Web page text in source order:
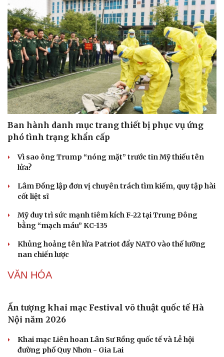
Doanh nghiệp 24h
Doanh nhân
Vì cộng đồng
Tin Công nghệ
Trải nghiệm
Chuyển đổi số
Ban hành danh mục trang thiết bị phục vụ ứng
phó tình trạng khẩn cấp
Vì sao ông Trump “nóng mặt” trước tin Mỹ thiếu tên
lửa?
Lâm Đồng lập đơn vị chuyên trách tìm kiếm, quy tập hài
cốt liệt sĩ
Mỹ duy trì sức mạnh tiêm kích F-22 tại Trung Đông
bằng “mạch máu” KC-135
Khủng hoảng tên lửa Patriot đẩy NATO vào thế lưỡng
nan chiến lược
VĂN HÓA